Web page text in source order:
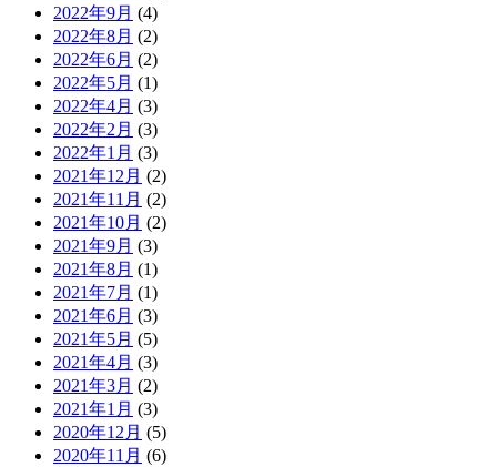
2022年9月 (4)
2022年8月 (2)
2022年6月 (2)
2022年5月 (1)
2022年4月 (3)
2022年2月 (3)
2022年1月 (3)
2021年12月 (2)
2021年11月 (2)
2021年10月 (2)
2021年9月 (3)
2021年8月 (1)
2021年7月 (1)
2021年6月 (3)
2021年5月 (5)
2021年4月 (3)
2021年3月 (2)
2021年1月 (3)
2020年12月 (5)
2020年11月 (6)